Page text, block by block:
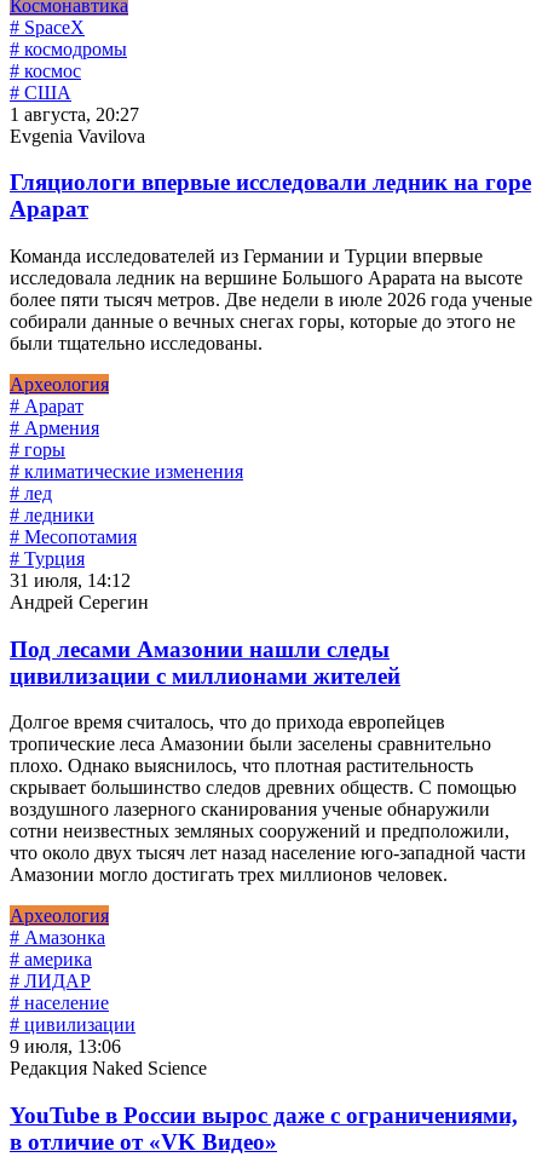
Космонавтика
# SpaceX
# космодромы
# космос
# США
1 августа, 20:27
Evgenia Vavilova
Гляциологи впервые исследовали ледник на горе
Арарат
Команда исследователей из Германии и Турции впервые
исследовала ледник на вершине Большого Арарата на высоте
более пяти тысяч метров. Две недели в июле 2026 года ученые
собирали данные о вечных снегах горы, которые до этого не
были тщательно исследованы.
Археология
# Арарат
# Армения
# горы
# климатические изменения
# лед
# ледники
# Месопотамия
# Турция
31 июля, 14:12
Андрей Серегин
Под лесами Амазонии нашли следы
цивилизации с миллионами жителей
Долгое время считалось, что до прихода европейцев
тропические леса Амазонии были заселены сравнительно
плохо. Однако выяснилось, что плотная растительность
скрывает большинство следов древних обществ. С помощью
воздушного лазерного сканирования ученые обнаружили
сотни неизвестных земляных сооружений и предположили,
что около двух тысяч лет назад население юго-западной части
Амазонии могло достигать трех миллионов человек.
Археология
# Амазонка
# америка
# ЛИДАР
# население
# цивилизации
9 июля, 13:06
Редакция Naked Science
YouTube в России вырос даже с ограничениями,
в отличие от «VK Видео»